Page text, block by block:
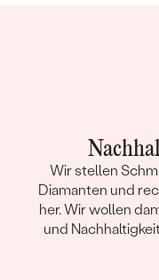
Wir stellen
Diamanten und
her. Wir wollen
und